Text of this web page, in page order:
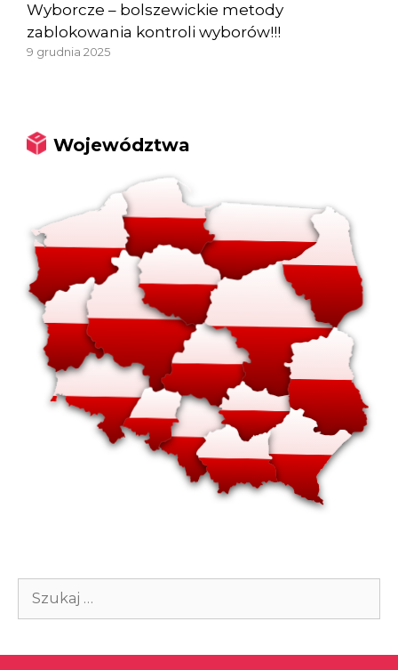
Wyborcze – bolszewickie metody
zablokowania kontroli wyborów!!!
9 grudnia 2025
Województwa
Szukaj: